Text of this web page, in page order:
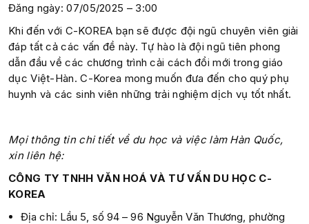
Đăng ngày: 07/05/2025 – 3:00
Khi đến với C-KOREA bạn sẽ được đội ngũ chuyên viên giải
đáp tất cả các vấn đề này. Tự hào là đội ngũ tiên phong
dẫn đầu về các chương trình cải cách đổi mới trong giáo
dục Việt-Hàn. C-Korea mong muốn đưa đến cho quý phụ
huynh và các sinh viên những trải nghiệm dịch vụ tốt nhất.
Mọi thông tin chi tiết về du học và việc làm Hàn Quốc,
xin liên hệ:
CÔNG TY TNHH VĂN HOÁ VÀ TƯ VẤN DU HỌC C-
KOREA
Địa chỉ: Lầu 5, số 94 – 96 Nguyễn Văn Thương, phường